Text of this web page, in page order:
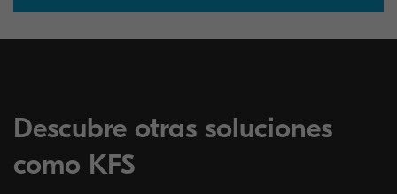
Descubre otras soluciones
como KFS